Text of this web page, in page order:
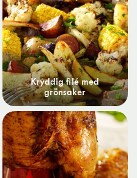
Kryddig filé med
grönsaker